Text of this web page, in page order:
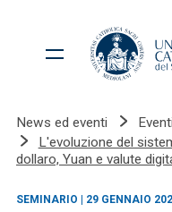
News ed eventi
Eventi
L'evoluzione del
dollaro, Yuan e valute
SEMINARIO | 29 GENNAIO